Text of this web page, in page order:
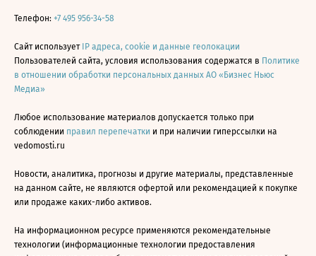
Телефон: +7 495 956-34-58
Сайт использует IP адреса, cookie и данные геолокации
Пользователей сайта, условия использования содержатся в Политике
в отношении обработки персональных данных АО «Бизнес Ньюс
Медиа»
Любое использование материалов допускается только при
соблюдении правил перепечатки и при наличии гиперссылки на
vedomosti.ru
Новости, аналитика, прогнозы и другие материалы, представленные
на данном сайте, не являются офертой или рекомендацией к покупке
или продаже каких-либо активов.
На информационном ресурсе применяются рекомендательные
технологии (информационные технологии предоставления